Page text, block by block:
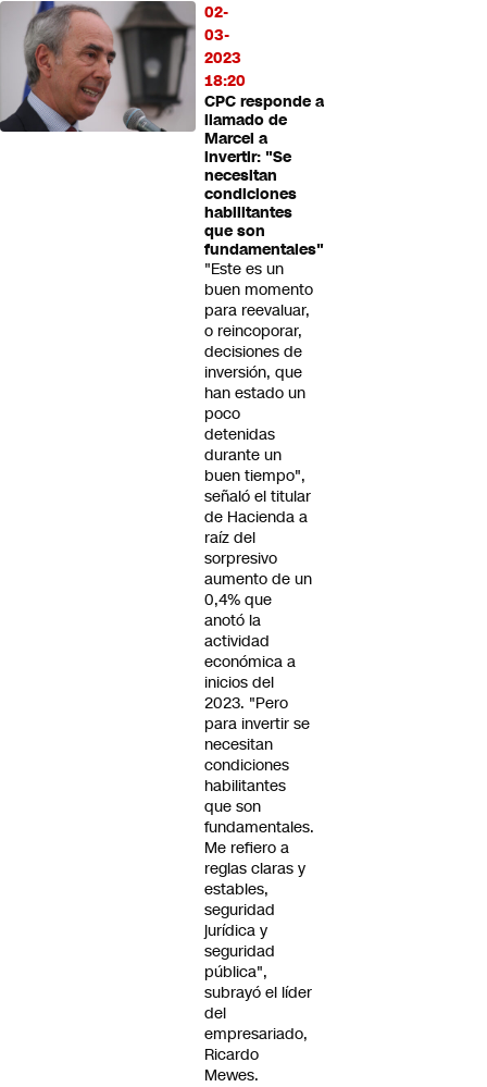
02-
03-
2023
18:20
CPC responde a
llamado de
Marcel a
invertir: "Se
necesitan
condiciones
habilitantes
que son
fundamentales"
"Este es un
buen momento
para reevaluar,
o reincoporar,
decisiones de
inversión, que
han estado un
poco
detenidas
durante un
buen tiempo",
señaló el titular
de Hacienda a
raíz del
sorpresivo
aumento de un
0,4% que
anotó la
actividad
económica a
inicios del
2023. "Pero
para invertir se
necesitan
condiciones
habilitantes
que son
fundamentales.
Me refiero a
reglas claras y
estables,
seguridad
jurídica y
seguridad
pública",
subrayó el líder
del
empresariado,
Ricardo
Mewes.